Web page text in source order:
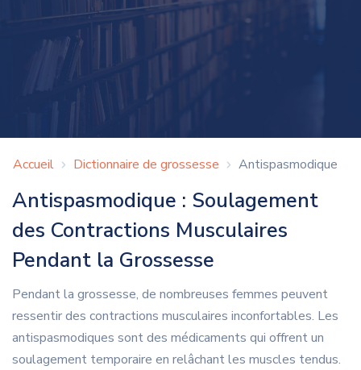
Accueil Dictionnaire de grossesse Antispasmodique
Antispasmodique : Soulagement
des Contractions Musculaires
Pendant la Grossesse
Pendant la grossesse, de nombreuses femmes peuvent
ressentir des contractions musculaires inconfortables. Les
antispasmodiques sont des médicaments qui offrent un
soulagement temporaire en relâchant les muscles tendus.